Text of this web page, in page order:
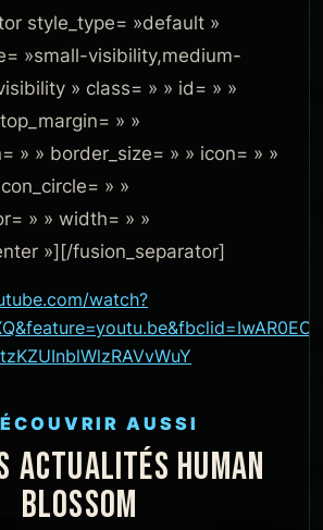
style_type= »default »
»small-visibility,medium-
» class= » » id= » »
» »
» » border_size= » » icon= » »
» »
» » width= » »
»][/fusion_separator]
watch?
AUSSI
ACTUALITÉS HUMAN
BLOSSOM